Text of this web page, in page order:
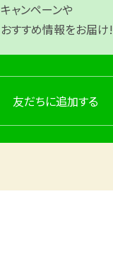
キャンペーンや
おすすめ情報をお届け!
友だちに追加する